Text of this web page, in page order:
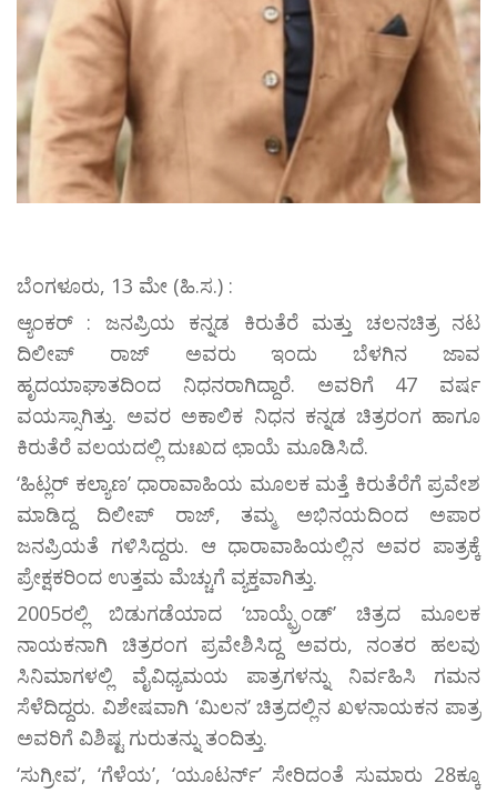
ಬೆಂಗಳೂರು, 13 ಮೇ (ಹಿ.ಸ.) :
ಆ್ಯಂಕರ್ : ಜನಪ್ರಿಯ ಕನ್ನಡ ಕಿರುತೆರೆ ಮತ್ತು ಚಲನಚಿತ್ರ ನಟ
ದಿಲೀಪ್ ರಾಜ್ ಅವರು ಇಂದು ಬೆಳಗಿನ ಜಾವ
ಹೃದಯಾಘಾತದಿಂದ ನಿಧನರಾಗಿದ್ದಾರೆ. ಅವರಿಗೆ 47 ವರ್ಷ
ವಯಸ್ಸಾಗಿತ್ತು. ಅವರ ಅಕಾಲಿಕ ನಿಧನ ಕನ್ನಡ ಚಿತ್ರರಂಗ ಹಾಗೂ
ಕಿರುತೆರೆ ವಲಯದಲ್ಲಿ ದುಃಖದ ಛಾಯೆ ಮೂಡಿಸಿದೆ.
‘ಹಿಟ್ಲರ್ ಕಲ್ಯಾಣ’ ಧಾರಾವಾಹಿಯ ಮೂಲಕ ಮತ್ತೆ ಕಿರುತೆರೆಗೆ ಪ್ರವೇಶ
ಮಾಡಿದ್ದ ದಿಲೀಪ್ ರಾಜ್, ತಮ್ಮ ಅಭಿನಯದಿಂದ ಅಪಾರ
ಜನಪ್ರಿಯತೆ ಗಳಿಸಿದ್ದರು. ಆ ಧಾರಾವಾಹಿಯಲ್ಲಿನ ಅವರ ಪಾತ್ರಕ್ಕೆ
ಪ್ರೇಕ್ಷಕರಿಂದ ಉತ್ತಮ ಮೆಚ್ಚುಗೆ ವ್ಯಕ್ತವಾಗಿತ್ತು.
2005ರಲ್ಲಿ ಬಿಡುಗಡೆಯಾದ ‘ಬಾಯ್ಫ್ರೆಂಡ್’ ಚಿತ್ರದ ಮೂಲಕ
ನಾಯಕನಾಗಿ ಚಿತ್ರರಂಗ ಪ್ರವೇಶಿಸಿದ್ದ ಅವರು, ನಂತರ ಹಲವು
ಸಿನಿಮಾಗಳಲ್ಲಿ ವೈವಿಧ್ಯಮಯ ಪಾತ್ರಗಳನ್ನು ನಿರ್ವಹಿಸಿ ಗಮನ
ಸೆಳೆದಿದ್ದರು. ವಿಶೇಷವಾಗಿ ‘ಮಿಲನ’ ಚಿತ್ರದಲ್ಲಿನ ಖಳನಾಯಕನ ಪಾತ್ರ
ಅವರಿಗೆ ವಿಶಿಷ್ಟ ಗುರುತನ್ನು ತಂದಿತ್ತು.
‘ಸುಗ್ರೀವ’, ‘ಗೆಳೆಯ’, ‘ಯೂಟರ್ನ್’ ಸೇರಿದಂತೆ ಸುಮಾರು 28ಕ್ಕೂ